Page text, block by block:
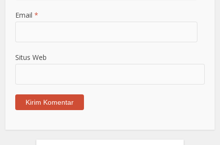
Email*
Situs Web